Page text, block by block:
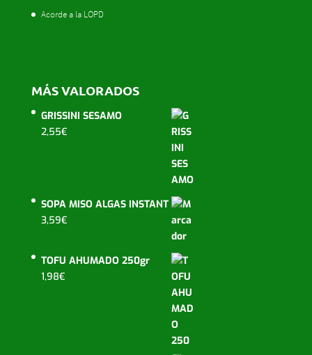
Acorde a la LOPD
MÁS VALORADOS
GRISSINI SESAMO
2,55€
SOPA MISO ALGAS INSTANT
3,59€
TOFU AHUMADO 250gr
1,98€